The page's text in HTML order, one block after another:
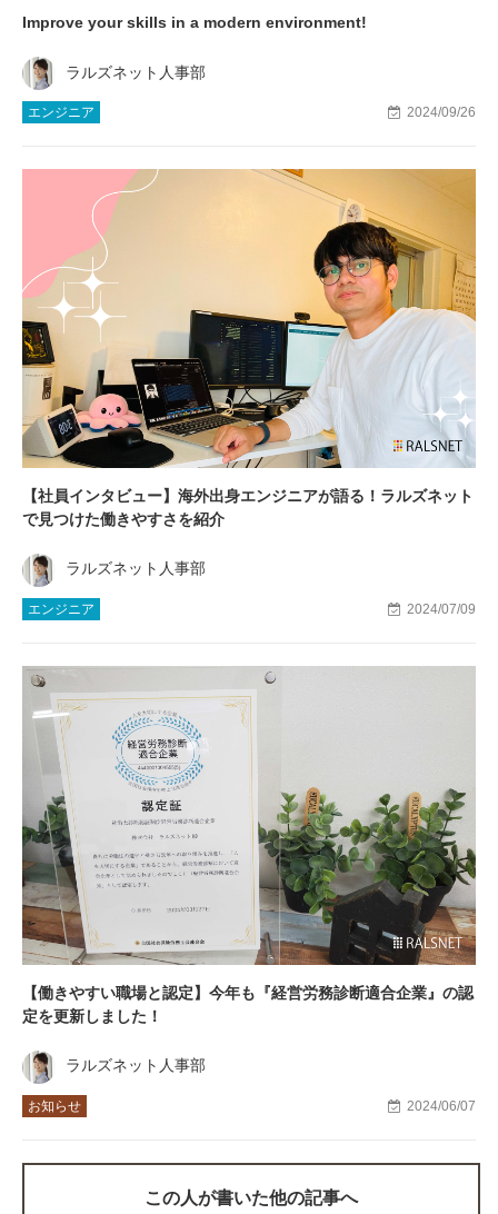
Improve your skills in a modern environment!
ラルズネット人事部
エンジニア 2024/09/26
【社員インタビュー】海外出身エンジニアが語る！ラルズネット
で見つけた働きやすさを紹介
ラルズネット人事部
エンジニア 2024/07/09
【働きやすい職場と認定】今年も『経営労務診断適合企業』の認
定を更新しました！
ラルズネット人事部
お知らせ 2024/06/07
この人が書いた他の記事へ